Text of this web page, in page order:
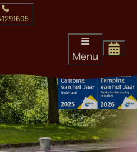
Menu